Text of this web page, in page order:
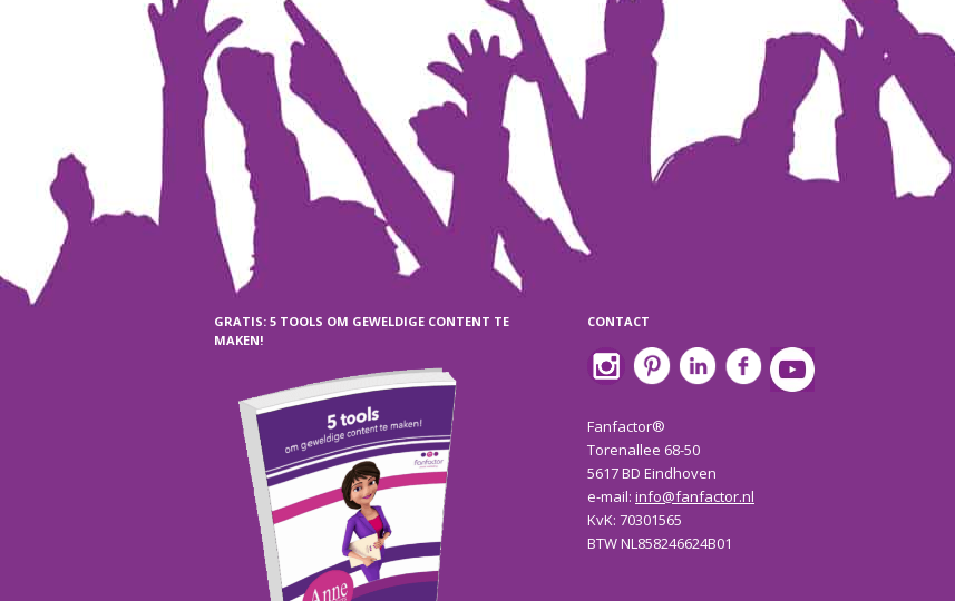
GRATIS: 5 TOOLS OM GEWELDIGE CONTENT TE
MAKEN!
CONTACT
Fanfactor®
Torenallee 68-50
5617 BD Eindhoven
e-mail: info@fanfactor.nl
KvK: 70301565
BTW NL858246624B01